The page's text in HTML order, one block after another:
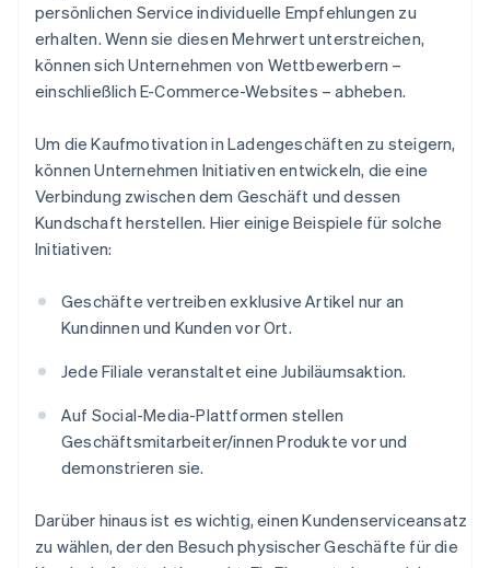
persönlichen Service individuelle Empfehlungen zu
erhalten. Wenn sie diesen Mehrwert unterstreichen,
können sich Unternehmen von Wettbewerbern –
einschließlich E-Commerce-Websites – abheben.
Um die Kaufmotivation in Ladengeschäften zu steigern,
können Unternehmen Initiativen entwickeln, die eine
Verbindung zwischen dem Geschäft und dessen
Kundschaft herstellen. Hier einige Beispiele für solche
Initiativen:
Geschäfte vertreiben exklusive Artikel nur an
Kundinnen und Kunden vor Ort.
Jede Filiale veranstaltet eine Jubiläumsaktion.
Auf Social-Media-Plattformen stellen
Geschäftsmitarbeiter/innen Produkte vor und
demonstrieren sie.
Darüber hinaus ist es wichtig, einen Kundenserviceansatz
zu wählen, der den Besuch physischer Geschäfte für die